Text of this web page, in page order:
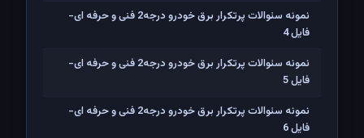
نمونه سئوالات پرتکرار برق خودرو درجه2 فنی و حرفه ای-
فایل 4
نمونه سئوالات پرتکرار برق خودرو درجه2 فنی و حرفه ای-
فایل 5
نمونه سئوالات پرتکرار برق خودرو درجه2 فنی و حرفه ای-
فایل 6